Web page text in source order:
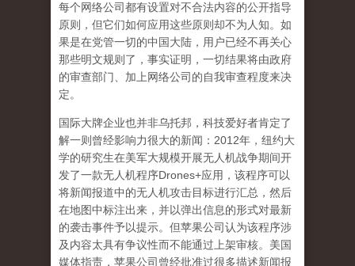
每个网络公司都有设置对不合法内容的公开指导
原则，但它们如何应用这些原则却不为人知。如
果是在党管一切的中国大陆，用户已经不再关心
那些明文规则了，事实证明， 一切结果将由政府
的审查部门、加上网络公司的自我审查程度来决
定。
国际大牌企业也并非乌托邦，科技爱好者肯定了
解一则曾经影响力很大的新闻： 2012年，纽约大
学的研究生在美军大规模开展无人机战争期间开
发了一款无人机程序Drones+应用，该程序可以
将新闻报道中的无人机攻击目标进行汇总，然后
在地图中标注出来，并以弹出信息的形式对最新
的袭击事件予以提示。但苹果公司认为该程序涉
及内容太具有争议性而不能通过上架审核。美国
媒体指责，苹果公司曾经批准过很多描述新闻报